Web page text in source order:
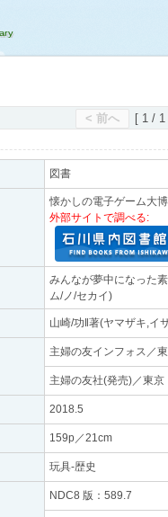
< 前へ [ 1 /
図書
懐かしの電子ゲーム大
外部サイトで調べる:
みんなが夢中になった
ム/ノ/セカイ)
山崎/功‖著(ヤマザキ,イ
主婦の友インフォス／
主婦の友社(発売)／東京
2018.5
159p／21cm
玩具-歴史
NDC8 版：589.7